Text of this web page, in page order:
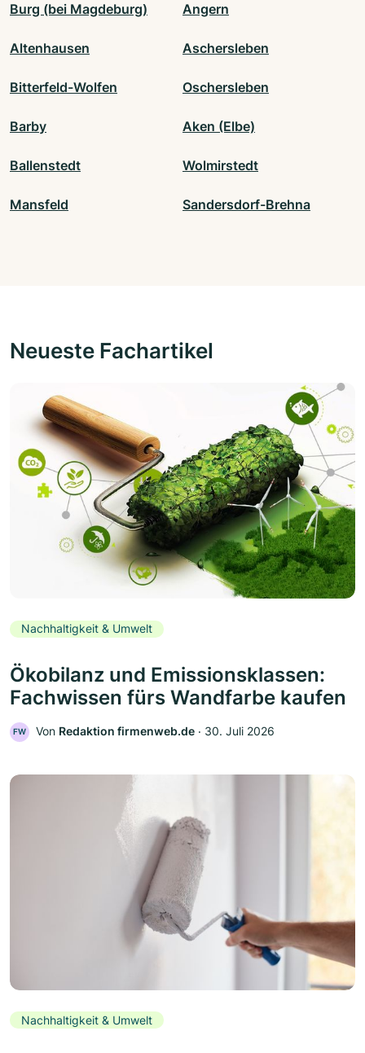
Burg (bei Magdeburg) Angern
Altenhausen Aschersleben
Bitterfeld-Wolfen Oschersleben
Barby Aken (Elbe)
Ballenstedt Wolmirstedt
Mansfeld Sandersdorf-Brehna
Neueste Fachartikel
Nachhaltigkeit & Umwelt
Ökobilanz und Emissionsklassen:
Fachwissen fürs Wandfarbe kaufen
FW Von Redaktion firmenweb.de ‧ 30. Juli 2026
Nachhaltigkeit & Umwelt